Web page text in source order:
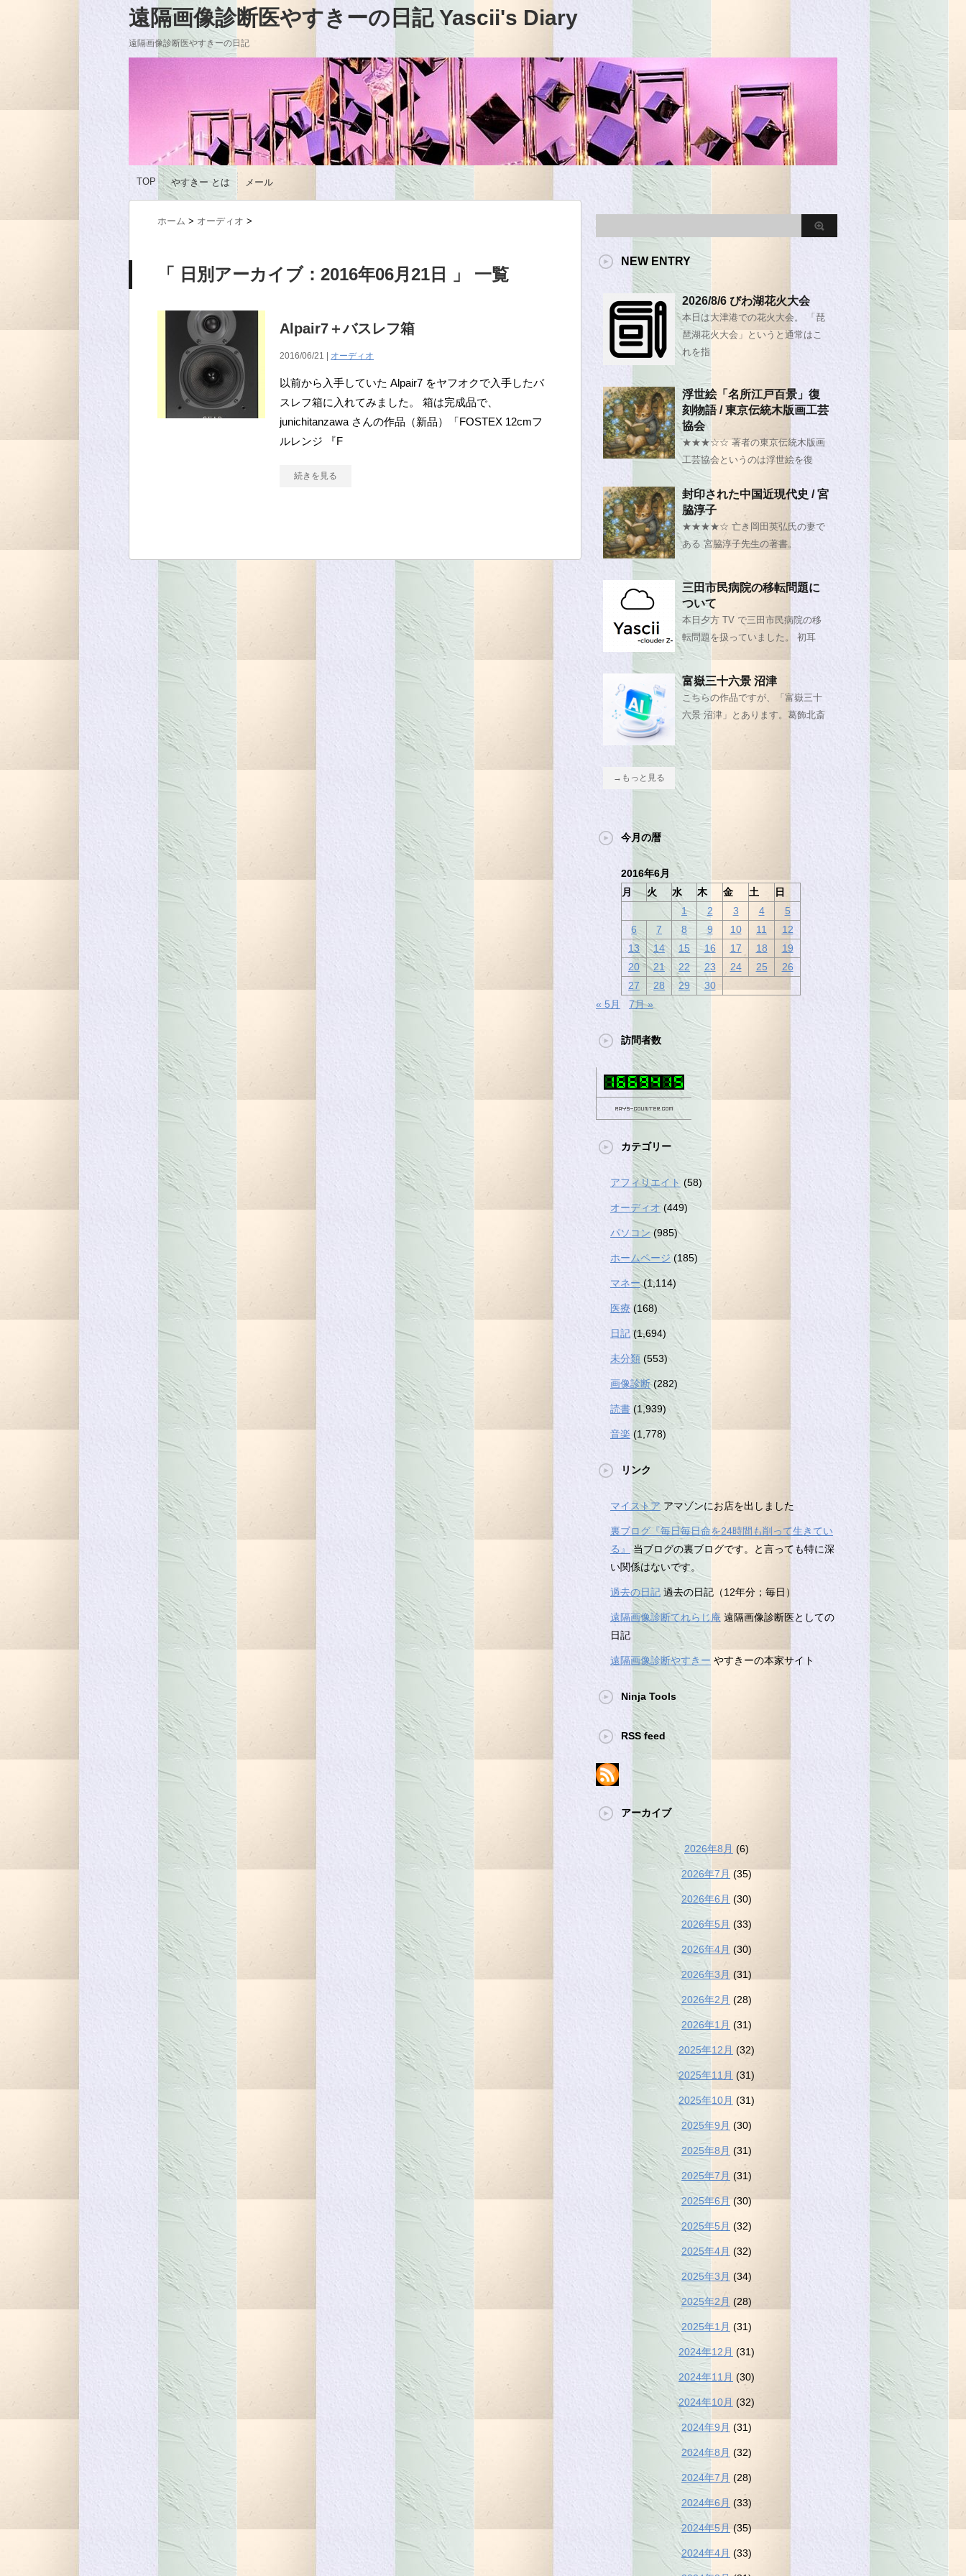
遠隔画像診断医やすきーの日記 Yascii's Diary
遠隔画像診断医やすきーの日記
TOP やすきー とは メール
ホーム > オーディオ >
「 日別アーカイブ：2016年06月21日 」 一覧
Alpair7＋バスレフ箱
2016/06/21 | オーディオ
以前から入手していた Alpair7 をヤフオクで入手したバ
スレフ箱に入れてみました。 箱は完成品で、
junichitanzawa さんの作品（新品）「FOSTEX 12cmフ
ルレンジ 『F
続きを見る
NEW ENTRY
2026/8/6 びわ湖花火大会
本日は大津港での花火大会。 「琵
琶湖花火大会」というと通常はこ
れを指
浮世絵「名所江戸百景」復
刻物語 / 東京伝統木版画工芸
協会
★★★☆☆ 著者の東京伝統木版画
工芸協会というのは浮世絵を復
封印された中国近現代史 / 宮
脇淳子
★★★★☆ 亡き岡田英弘氏の妻で
ある 宮脇淳子先生の著書。
三田市民病院の移転問題に
ついて
本日夕方 TV で三田市民病院の移
転問題を扱っていました。 初耳
富嶽三十六景 沼津
こちらの作品ですが、「富嶽三十
六景 沼津」とあります。葛飾北斎
→もっと見る
今月の暦
2016年6月
月
火 水 木 金 土
日
1
2 3 4
5
6
7 8 9 10 11
12
13
14 15 16 17 18
19
20
21 22 23 24 25
26
27
28 29
30
« 5月
7月 »
訪問者数
カテゴリー
アフィリエイト (58)
オーディオ (449)
パソコン (985)
ホームページ (185)
マネー(1,114)
医療 (168)
日記(1,694)
未分類 (553)
画像診断(282)
読書 (1,939)
音楽 (1,778)
リンク
マイストア アマゾンにお店を出しました
裏ブログ『毎日毎日命を24時間も削って生きてい
る』
当ブログの裏ブログです。と言っても特に深
い関係はないです。
過去の日記 過去の日記（12年分；毎日）
遠隔画像診断てれらじ庵 遠隔画像診断医としての
日記
遠隔画像診断やすきー やすきーの本家サイト
Ninja Tools
RSS feed
アーカイブ
2026年8月 (6)
2026年7月 (35)
2026年6月 (30)
2026年5月 (33)
2026年4月 (30)
2026年3月 (31)
2026年2月 (28)
2026年1月 (31)
2025年12月 (32)
2025年11月 (31)
2025年10月 (31)
2025年9月 (30)
2025年8月 (31)
2025年7月 (31)
2025年6月 (30)
2025年5月 (32)
2025年4月 (32)
2025年3月 (34)
2025年2月 (28)
2025年1月 (31)
2024年12月 (31)
2024年11月 (30)
2024年10月 (32)
2024年9月 (31)
2024年8月 (32)
2024年7月 (28)
2024年6月 (33)
2024年5月 (35)
2024年4月 (33)